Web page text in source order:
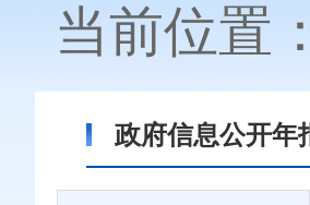
当前位置
政府信息公开年